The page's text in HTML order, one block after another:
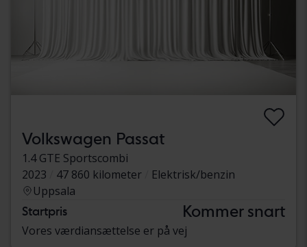
Volkswagen Passat
1.4 GTE Sportscombi
2023
47 860 kilometer
Elektrisk/benzin
Uppsala
Startpris Kommer snart
Vores værdiansættelse er på vej